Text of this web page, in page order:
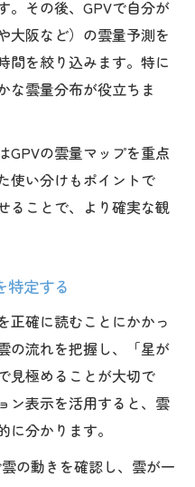
。その後、GPVで自分が
大阪など）の雲量予測を
間を絞り込みます。特に
な雲量分布が役立ちま
GPVの雲量マップを重点
使い分けもポイントで
ることで、より確実な観
特定する
正確に読むことにかかっ
の流れを把握し、「星が
見極めることが大切で
ン表示を活用すると、雲
分かります。
の動きを確認し、雲が一